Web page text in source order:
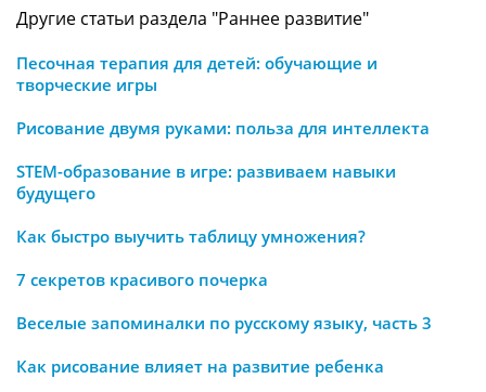
Другие статьи раздела "Раннее развитие"
Песочная терапия для детей: обучающие и
творческие игры
Рисование двумя руками: польза для интеллекта
STEM-образование в игре: развиваем навыки
будущего
Как быстро выучить таблицу умножения?
7 секретов красивого почерка
Веселые запоминалки по русскому языку, часть 3
Как рисование влияет на развитие ребенка